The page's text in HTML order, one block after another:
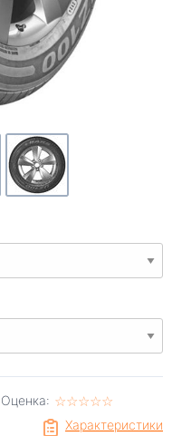
Оценка: ☆☆☆☆☆
★★★★★
Характеристики